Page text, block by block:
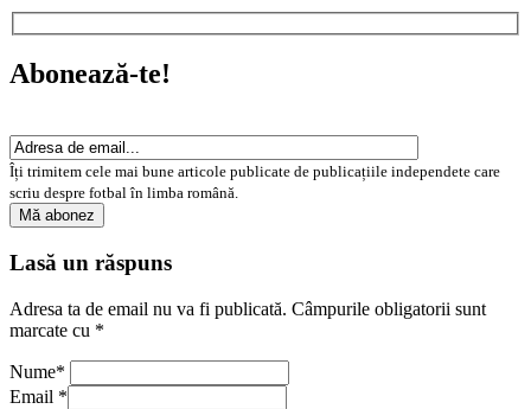
Abonează-te!
Îți trimitem cele mai bune articole publicate de publicațiile independete care
scriu despre fotbal în limba română.
Lasă un răspuns
Adresa ta de email nu va fi publicată. Câmpurile obligatorii sunt
marcate cu *
Nume*
Email *